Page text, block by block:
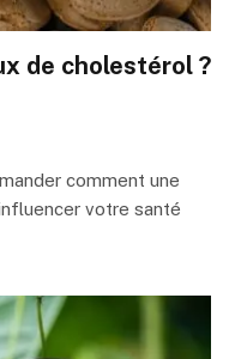
de cholestérol ?
comment une
votre santé